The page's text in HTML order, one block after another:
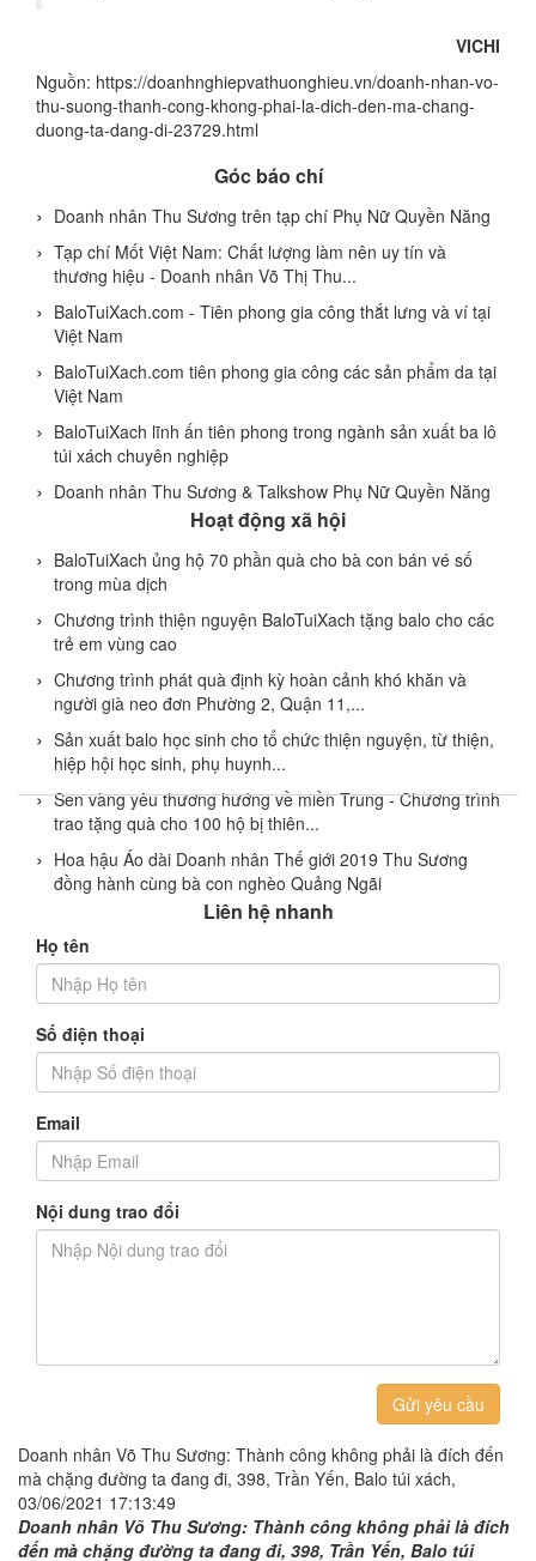
VICHI
Nguồn: https://doanhnghiepvathuonghieu.vn/doanh-nhan-vo-
thu-suong-thanh-cong-khong-phai-la-dich-den-ma-chang-
duong-ta-dang-di-23729.html
Góc báo chí
Doanh nhân Thu Sương trên tạp chí Phụ Nữ Quyền Năng
Tạp chí Mốt Việt Nam: Chất lượng làm nên uy tín và
thương hiệu - Doanh nhân Võ Thị Thu...
BaloTuiXach.com - Tiên phong gia công thắt lưng và ví tại
Việt Nam
BaloTuiXach.com tiên phong gia công các sản phẩm da tại
Việt Nam
BaloTuiXach lĩnh ấn tiên phong trong ngành sản xuất ba lô
túi xách chuyên nghiệp
Doanh nhân Thu Sương & Talkshow Phụ Nữ Quyền Năng
Hoạt động xã hội
BaloTuiXach ủng hộ 70 phần quà cho bà con bán vé số
trong mùa dịch
Chương trình thiện nguyện BaloTuiXach tặng balo cho các
trẻ em vùng cao
Chương trình phát quà định kỳ hoàn cảnh khó khăn và
người già neo đơn Phường 2, Quận 11,...
Sản xuất balo học sinh cho tổ chức thiện nguyện, từ thiện,
hiệp hội học sinh, phụ huynh...
Sen vàng yêu thương hướng về miền Trung - Chương trình
trao tặng quà cho 100 hộ bị thiên...
Hoa hậu Áo dài Doanh nhân Thế giới 2019 Thu Sương
đồng hành cùng bà con nghèo Quảng Ngãi
Liên hệ nhanh
Họ tên
Số điện thoại
Email
Nội dung trao đổi
Gửi yêu cầu
Doanh nhân Võ Thu Sương: Thành công không phải là đích đến
mà chặng đường ta đang đi, 398, Trần Yến, Balo túi xách,
03/06/2021 17:13:49
Doanh nhân Võ Thu Sương: Thành công không phải là đích
đến mà chặng đường ta đang đi, 398, Trần Yến, Balo túi